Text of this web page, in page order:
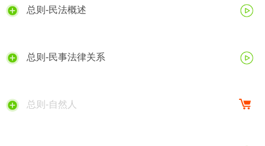
总则-民法概述
总则-民事法律关系
总则-自然人